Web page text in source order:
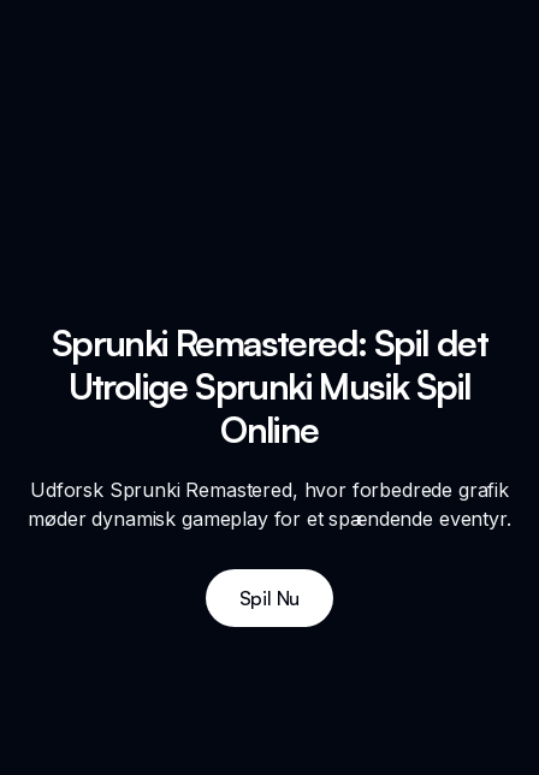
Sprunki Remastered: Spil det
Utrolige Sprunki Musik Spil
Online
Udforsk Sprunki Remastered, hvor forbedrede grafik
møder dynamisk gameplay for et spændende eventyr.
Spil Nu